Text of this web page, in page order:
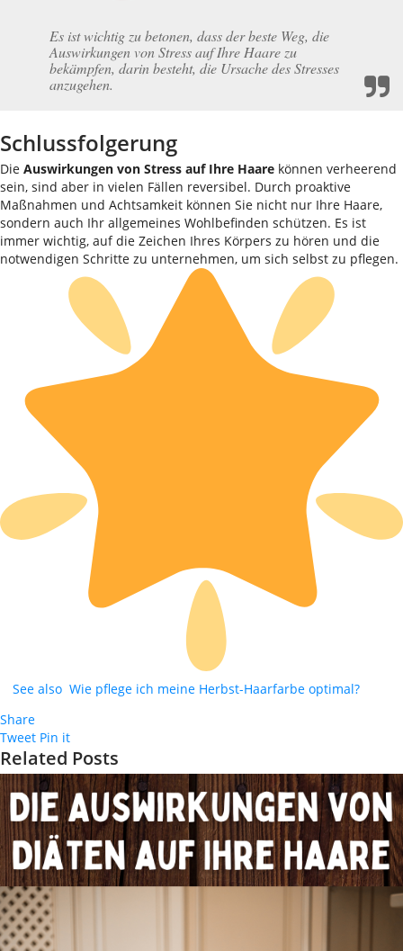
Es ist wichtig zu betonen, dass der beste Weg, die
Auswirkungen von Stress auf Ihre Haare zu
bekämpfen, darin besteht, die Ursache des Stresses
anzugehen.
Schlussfolgerung
Die Auswirkungen von Stress auf Ihre Haare können verheerend
sein, sind aber in vielen Fällen reversibel. Durch proaktive
Maßnahmen und Achtsamkeit können Sie nicht nur Ihre Haare,
sondern auch Ihr allgemeines Wohlbefinden schützen. Es ist
immer wichtig, auf die Zeichen Ihres Körpers zu hören und die
notwendigen Schritte zu unternehmen, um sich selbst zu pflegen.
See also Wie pflege ich meine Herbst-Haarfarbe optimal?
Share
Tweet Pin it
Related Posts